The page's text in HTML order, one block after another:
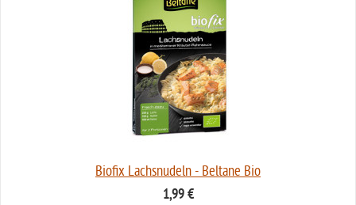
Biofix Lachsnudeln - Beltane Bio
1,99 €